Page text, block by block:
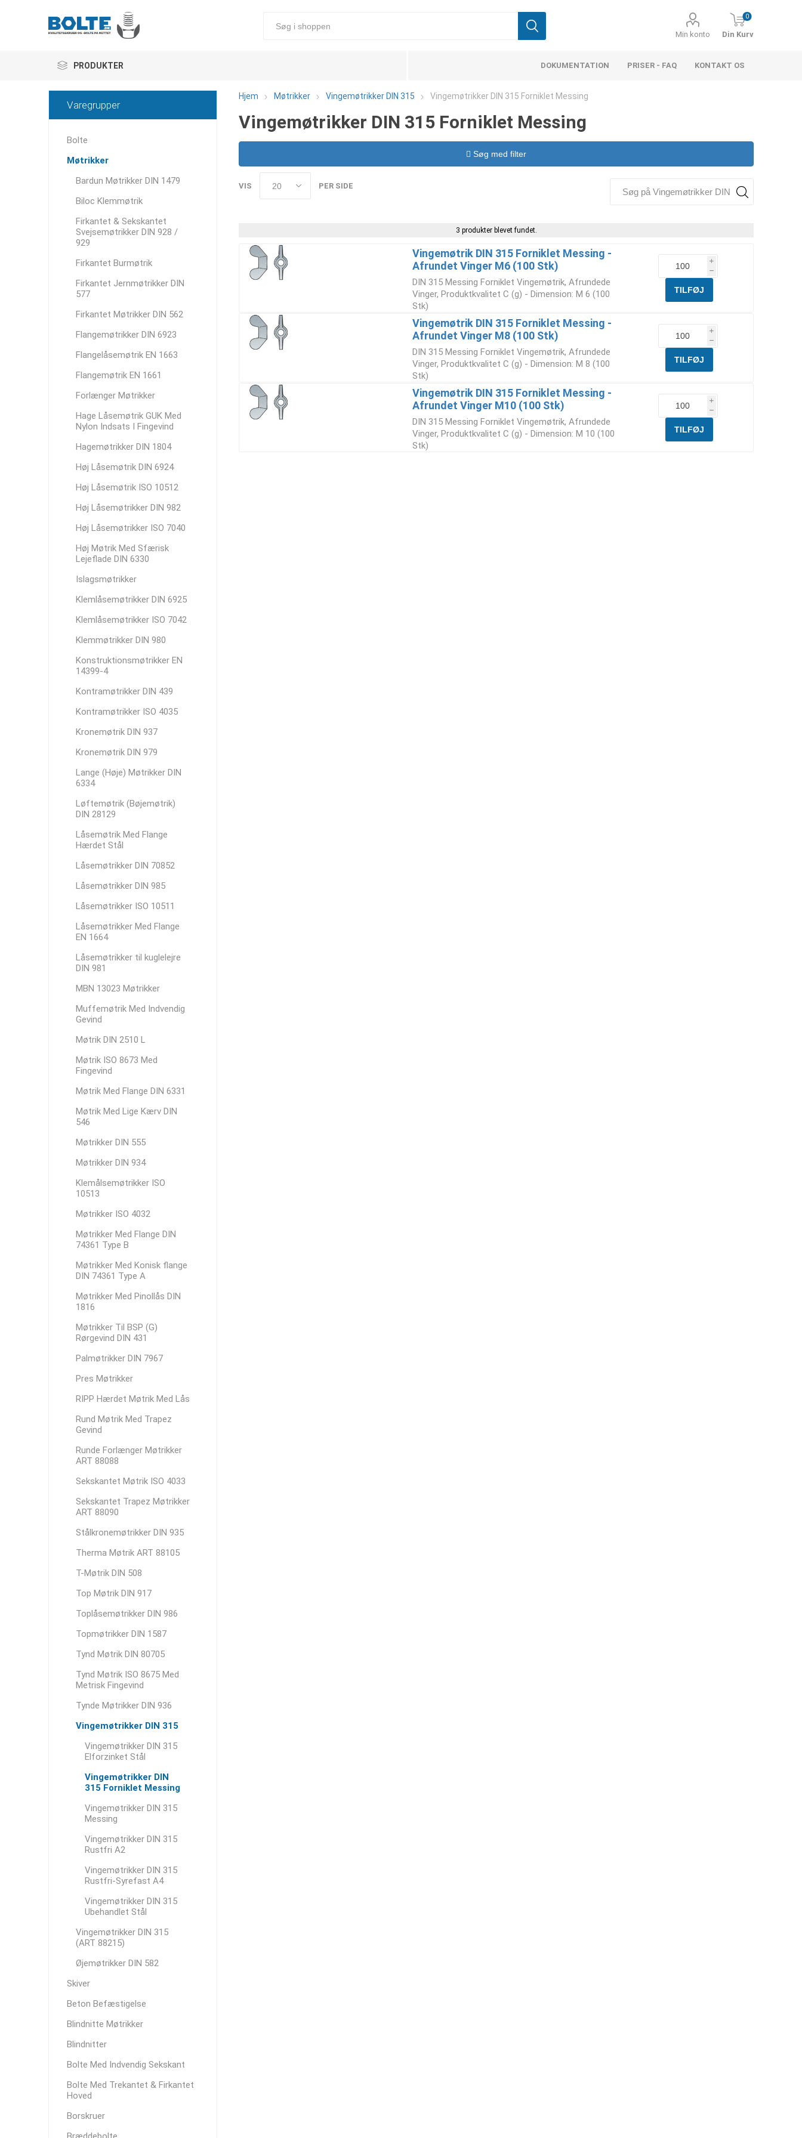
Min konto
0
Din Kurv
PRODUKTER DOKUMENTATION PRISER - FAQ KONTAKT OS
Hjem Møtrikker Vingemøtrikker DIN 315 Vingemøtrikker DIN 315 Forniklet Messing
Vingemøtrikker DIN 315 Forniklet Messing
Søg med filter
VIS PER SIDE
3 produkter blevet fundet.
Vingemøtrik DIN 315 Forniklet Messing -
Afrundet Vinger M6 (100 Stk)
DIN 315 Messing Forniklet Vingemøtrik, Afrundede
Vinger, Produktkvalitet C (g) - Dimension: M 6 (100
Stk)
i
h
Vingemøtrik DIN 315 Forniklet Messing -
Afrundet Vinger M8 (100 Stk)
DIN 315 Messing Forniklet Vingemøtrik, Afrundede
Vinger, Produktkvalitet C (g) - Dimension: M 8 (100
Stk)
i
h
Vingemøtrik DIN 315 Forniklet Messing -
Afrundet Vinger M10 (100 Stk)
DIN 315 Messing Forniklet Vingemøtrik, Afrundede
Vinger, Produktkvalitet C (g) - Dimension: M 10 (100
Stk)
i
h
Varegrupper
Bolte
Møtrikker
Bardun Møtrikker DIN 1479
Biloc Klemmøtrik
Firkantet & Sekskantet
Svejsemøtrikker DIN 928 /
929
Firkantet Burmøtrik
Firkantet Jernmøtrikker DIN
577
Firkantet Møtrikker DIN 562
Flangemøtrikker DIN 6923
Flangelåsemøtrik EN 1663
Flangemøtrik EN 1661
Forlænger Møtrikker
Hage Låsemøtrik GUK Med
Nylon Indsats I Fingevind
Hagemøtrikker DIN 1804
Høj Låsemøtrik DIN 6924
Høj Låsemøtrik ISO 10512
Høj Låsemøtrikker DIN 982
Høj Låsemøtrikker ISO 7040
Høj Møtrik Med Sfærisk
Lejeflade DIN 6330
Islagsmøtrikker
Klemlåsemøtrikker DIN 6925
Klemlåsemøtrikker ISO 7042
Klemmøtrikker DIN 980
Konstruktionsmøtrikker EN
14399-4
Kontramøtrikker DIN 439
Kontramøtrikker ISO 4035
Kronemøtrik DIN 937
Kronemøtrik DIN 979
Lange (Høje) Møtrikker DIN
6334
Løftemøtrik (Bøjemøtrik)
DIN 28129
Låsemøtrik Med Flange
Hærdet Stål
Låsemøtrikker DIN 70852
Låsemøtrikker DIN 985
Låsemøtrikker ISO 10511
Låsemøtrikker Med Flange
EN 1664
Låsemøtrikker til kuglelejre
DIN 981
MBN 13023 Møtrikker
Muffemøtrik Med Indvendig
Gevind
Møtrik DIN 2510 L
Møtrik ISO 8673 Med
Fingevind
Møtrik Med Flange DIN 6331
Møtrik Med Lige Kærv DIN
546
Møtrikker DIN 555
Møtrikker DIN 934
Klemålsemøtrikker ISO
10513
Møtrikker ISO 4032
Møtrikker Med Flange DIN
74361 Type B
Møtrikker Med Konisk flange
DIN 74361 Type A
Møtrikker Med Pinollås DIN
1816
Møtrikker Til BSP (G)
Rørgevind DIN 431
Palmøtrikker DIN 7967
Pres Møtrikker
RIPP Hærdet Møtrik Med Lås
Rund Møtrik Med Trapez
Gevind
Runde Forlænger Møtrikker
ART 88088
Sekskantet Møtrik ISO 4033
Sekskantet Trapez Møtrikker
ART 88090
Stålkronemøtrikker DIN 935
Therma Møtrik ART 88105
T-Møtrik DIN 508
Top Møtrik DIN 917
Toplåsemøtrikker DIN 986
Topmøtrikker DIN 1587
Tynd Møtrik DIN 80705
Tynd Møtrik ISO 8675 Med
Metrisk Fingevind
Tynde Møtrikker DIN 936
Vingemøtrikker DIN 315
Vingemøtrikker DIN 315
Elforzinket Stål
Vingemøtrikker DIN
315 Forniklet Messing
Vingemøtrikker DIN 315
Messing
Vingemøtrikker DIN 315
Rustfri A2
Vingemøtrikker DIN 315
Rustfri-Syrefast A4
Vingemøtrikker DIN 315
Ubehandlet Stål
Vingemøtrikker DIN 315
(ART 88215)
Øjemøtrikker DIN 582
Skiver
Beton Befæstigelse
Blindnitte Møtrikker
Blindnitter
Bolte Med Indvendig Sekskant
Bolte Med Trekantet & Firkantet
Hoved
Borskruer